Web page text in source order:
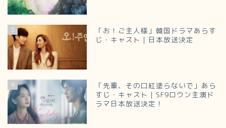
5
「お！ご主人様」韓国ドラマあらす
じ・キャスト｜日本放送決定
6
「先輩、その口紅塗らないで」あら
すじ・キャスト｜SF9ロウン主演ド
ラマ日本放送決定！